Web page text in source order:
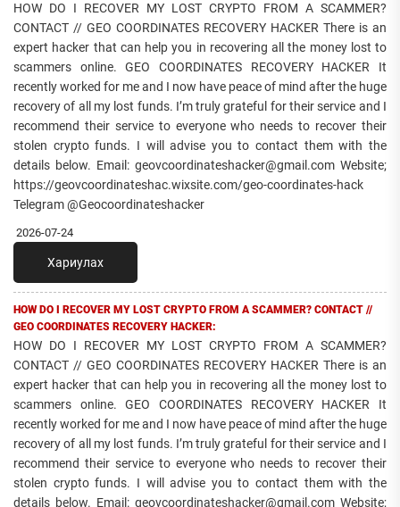
HOW DO I RECOVER MY LOST CRYPTO FROM A SCAMMER?
CONTACT // GEO COORDINATES RECOVERY HACKER There is an
expert hacker that can help you in recovering all the money lost to
scammers online. GEO COORDINATES RECOVERY HACKER It
recently worked for me and I now have peace of mind after the huge
recovery of all my lost funds. I’m truly grateful for their service and I
recommend their service to everyone who needs to recover their
stolen crypto funds. I will advise you to contact them with the
details below. Email: geovcoordinateshacker@gmail.com Website;
https://geovcoordinateshac.wixsite.com/geo-coordinates-hack
Telegram @Geocoordinateshacker
2026-07-24
Хариулах
HOW DO I RECOVER MY LOST CRYPTO FROM A SCAMMER? CONTACT //
GEO COORDINATES RECOVERY HACKER:
HOW DO I RECOVER MY LOST CRYPTO FROM A SCAMMER?
CONTACT // GEO COORDINATES RECOVERY HACKER There is an
expert hacker that can help you in recovering all the money lost to
scammers online. GEO COORDINATES RECOVERY HACKER It
recently worked for me and I now have peace of mind after the huge
recovery of all my lost funds. I’m truly grateful for their service and I
recommend their service to everyone who needs to recover their
stolen crypto funds. I will advise you to contact them with the
details below. Email: geovcoordinateshacker@gmail.com Website;